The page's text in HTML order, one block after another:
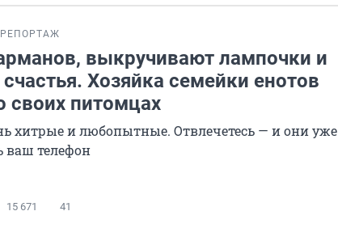
выкручивают лампочки и
Хозяйка семейки енотов
своих питомцах
хитрые и любопытные. Отвлечетесь — и они уже
ваш телефон
15 671 41